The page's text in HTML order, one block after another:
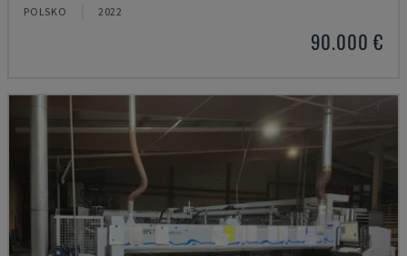
POLSKO 2022
90.000 €